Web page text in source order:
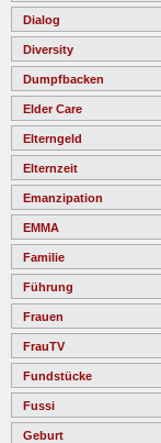
Dialog
Diversity
Dumpfbacken
Elder Care
Elterngeld
Elternzeit
Emanzipation
EMMA
Familie
Führung
Frauen
FrauTV
Fundstücke
Fussi
Geburt